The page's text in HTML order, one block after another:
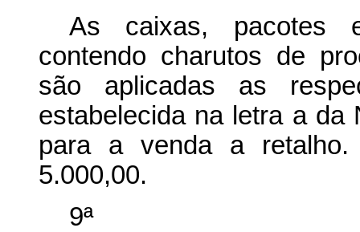
As caixas, pacotes
contendo charutos de
são aplicadas as
estabelecida na letra a da
para a venda a
5.000,00.
9ª